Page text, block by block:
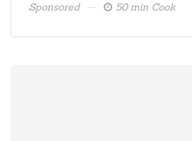
Sponsored 50 min Cook